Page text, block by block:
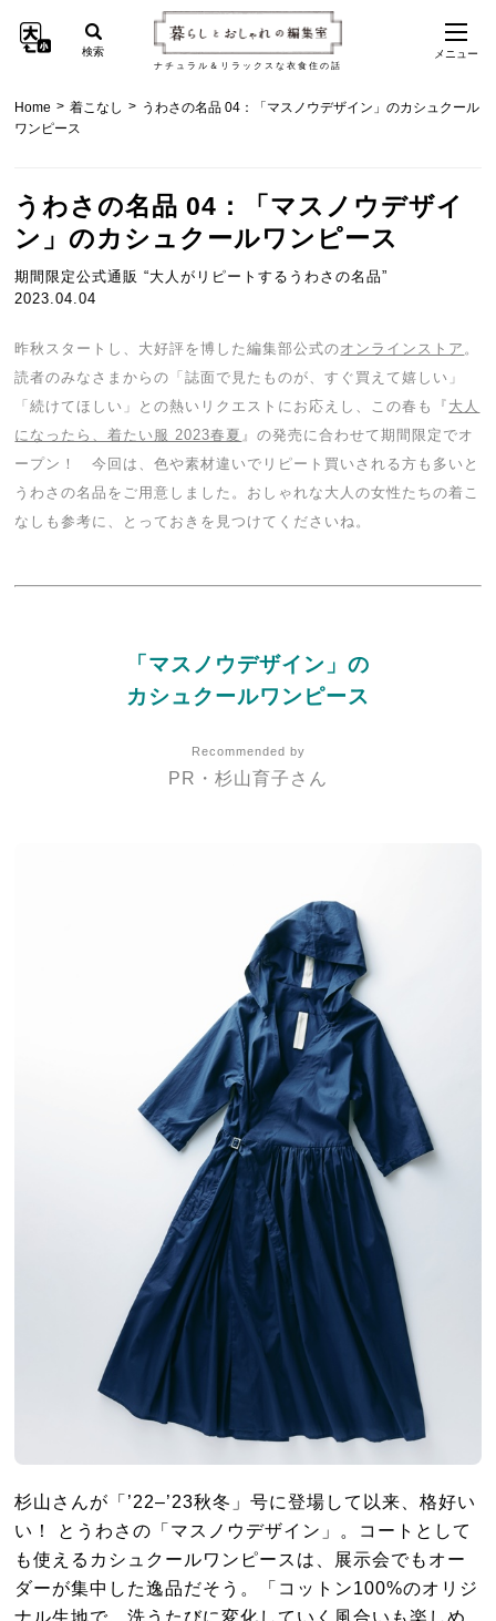
ナチュラル＆リラックスな衣食住の話
検索 メニュー
Home > 着こなし > うわさの名品 04：「マスノウデザイン」のカシュクール
ワンピース
うわさの名品 04：「マスノウデザイ
ン」のカシュクールワンピース
期間限定公式通販 “大人がリピートするうわさの名品”
2023.04.04
昨秋スタートし、大好評を博した編集部公式のオンラインストア 。
読者のみなさまからの「誌面で見たものが、すぐ買えて嬉しい」
「続けてほしい」との熱いリクエストにお応えし、この春も『 大人
になったら、着たい服 2023春夏 』の発売に合わせて期間限定でオ
ープン！ 今回は、色や素材違いでリピート買いされる方も多いと
うわさの名品をご用意しました。おしゃれな大人の女性たちの着こ
なしも参考に、とっておきを見つけてくださいね。
「マスノウデザイン」の
カシュクールワンピース
Recommended by
PR・杉山育子さん
杉山さんが「’22–’23秋冬」号に登場して以来、格好い
い！ とうわさの「マスノウデザイン」。コートとして
も使えるカシュクールワンピースは、展示会でもオー
ダーが集中した逸品だそう。「コットン100%のオリジ
ナル生地で、洗うたびに変化していく風合いも楽しめ